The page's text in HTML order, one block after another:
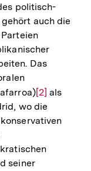
politisch-
auch die
Das
Zur
Auflösung
der
[2] als
wo die
seiner